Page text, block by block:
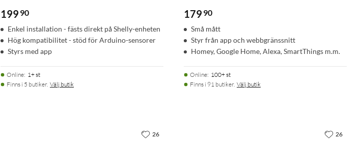
199 90
Enkel installation - fästs direkt på Shelly-enheten
Hög kompatibilitet - stöd för Arduino-sensorer
Styrs med app
Online: 1+ st
Finns i 5 butiker. Välj butik
179 90
Små mått
Styr från app och webbgränssnitt
Homey, Google Home, Alexa, SmartThings m.m.
Online: 100+ st
Finns i 91 butiker. Välj butik
26 26